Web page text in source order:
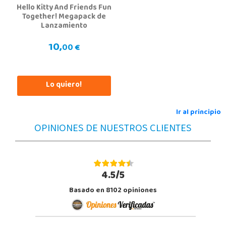
AV/ Vegas Altas Nº 27-2
924 805 636
Crta. Crevillente Pol. Llano de San José, Calle Reus, Nº 4 local 1
03296, Elche
STOCK DISPONIBLE
Juguetilandia Finestrat
Hello Kitty And Friends Fun
Together! Megapack de
Lanzamiento
10,00 €
Lo quiero!
Ir al principio
OPINIONES DE NUESTROS CLIENTES
4.5/5
Basado en 8102 opiniones